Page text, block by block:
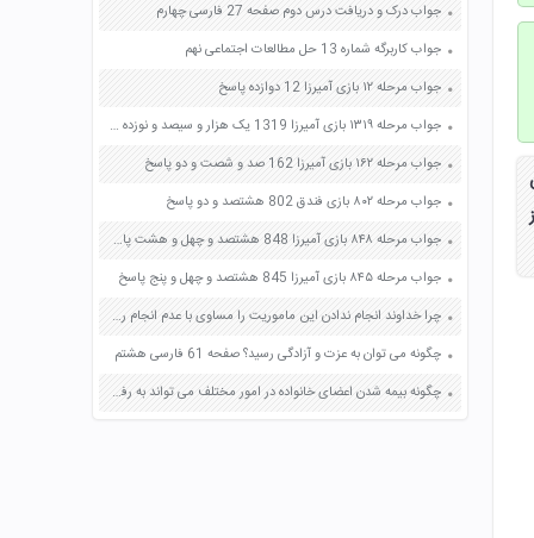
جواب درک و دریافت درس دوم صفحه 27 فارسی چهارم
جواب کاربرگه شماره 13 حل مطالعات اجتماعی نهم
جواب مرحله ۱۲ بازی آمیرزا 12 دوازده پاسخ
جواب مرحله ۱۳۱۹ بازی آمیرزا 1319 یک هزار و سیصد و نوزده پاسخ
جواب مرحله ۱۶۲ بازی آمیرزا 162 صد و شصت و دو پاسخ
جواب مرحله ۸۰۲ بازی فندق 802 هشتصد و دو پاسخ
جواب مرحله ۸۴۸ بازی آمیرزا 848 هشتصد و چهل و هشت پاسخ
جواب مرحله ۸۴۵ بازی آمیرزا 845 هشتصد و چهل و پنج پاسخ
چرا خداوند انجام ندادن این ماموریت را مساوی با عدم انجام رسالت اعلام کرد؟ صفحه 69 دین و زندگی یازدهم
چگونه می توان به عزت و آزادگی رسید؟ صفحه 61 فارسی هشتم
چگونه بیمه شدن اعضای خانواده در امور مختلف می تواند به رفع مشکلات و آرامش بیشتر خانواده ها کمک کند صفحه 139 مطالعات اجتماعی نهم